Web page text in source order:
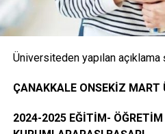
dersleri ve bu
belge.( E-Devlet,
Öğrencinin yerleştiği
Üniversiteden yapılan açıklama
ÇANAKKALE ONSEKİZ MART
2024-2025 EĞİTİM- ÖĞRETİM